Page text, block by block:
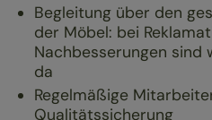
Begleitung über den
der Möbel: bei
Nachbesserungen sind
da
Regelmäßige
Qualitätssicherung